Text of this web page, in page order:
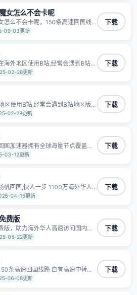
哩哔哩和优酷视频,在国外也能畅快
女怎么不会卡呢
怎么不会卡呢，150条高速回国线
无需注册 一键连接 提供高速线路
app,快人一步 应用模式 App互不干
第三方对数据进行窃取和监听
09-03更新
下载
海外地区使用B站,经常会遇到B站地
蔽,缓冲卡顿等问题,使用我们的哔
可加速解决各类网络问题,一键网络
02-28更新
下载
区使用B站,经常会遇到B站地区版权
卡顿等问题,使用我们的哔哩哔哩
解决各类网络问题,一键网络回国,
02-28更新
下载
国加速器拥有全球海量节点覆盖，
稳定，专为海外华人和留学生打
除地域限制，随时高速稳定低延迟
03-12更新
下载
帆回国,快人一步 1100万海外华人
国加速器 Android iOS Windows
加速场景 了解更多 看视频 全球高
视频,在国外也能畅快追剧!
04-15更新
下载
费版
版，助力海外华人高速访问国内网
直播平台,解决国内视频、音乐卡顿
国服游戏，超低延迟稳定不掉线,畅
05-22更新
下载
条高速回国线路 自有高速中转节
提供高速线路 应用内直达视频音
模式 App互不干扰 不间断的隐私保
06-08更新
下载